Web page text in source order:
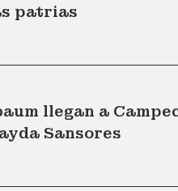
patrias
llegan a
Sansores